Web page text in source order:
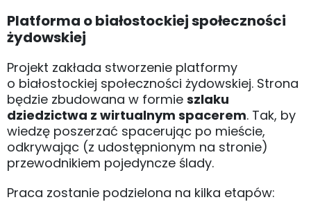
Platforma o białostockiej społeczności
żydowskiej
Projekt zakłada stworzenie platformy
o białostockiej społeczności żydowskiej. Strona
będzie zbudowana w formie szlaku
dziedzictwa z wirtualnym spacerem. Tak, by
wiedzę poszerzać spacerując po mieście,
odkrywając (z udostępnionym na stronie)
przewodnikiem pojedyncze ślady.
Praca zostanie podzielona na kilka etapów: